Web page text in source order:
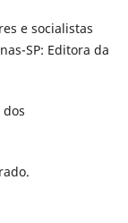
e socialistas
SP: Editora da
dos